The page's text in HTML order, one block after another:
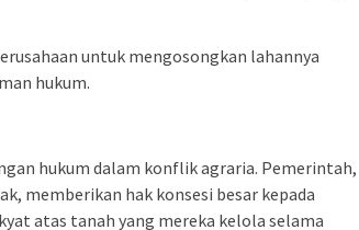
untuk mengosongkan lahannya
hukum.
hukum dalam konflik agraria. Pemerintah,
memberikan hak konsesi besar kepada
atas tanah yang mereka kelola selama